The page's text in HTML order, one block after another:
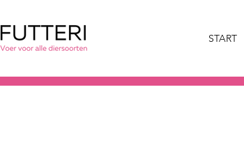
START